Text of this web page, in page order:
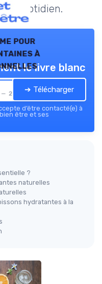
quotidien.
pour
à
2026
le livre blanc
➔ Télécharger
d’être contacté(e) à
être et ses
?
naturelles
hydratantes à la